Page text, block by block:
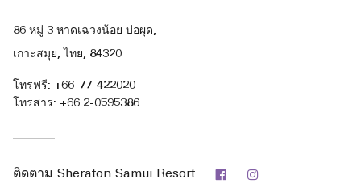
86 หมู่ 3 หาดเฉวงน้อย บ่อผุด,
เกาะสมุย, ไทย, 84320
โทรฟรี: +66-77-422020
โทรสาร: +66 2-0595386
ติดตาม Sheraton Samui Resort Facebook